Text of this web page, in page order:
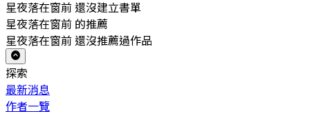
星夜落在窗前 還沒建立書單
星夜落在窗前 的推薦
星夜落在窗前 還沒推薦過作品
探索
最新消息
作者一覽